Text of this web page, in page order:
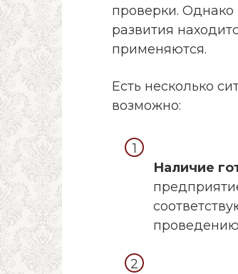
проверки. Однако
развития
применяются.
Есть несколько
возможно:
Наличие